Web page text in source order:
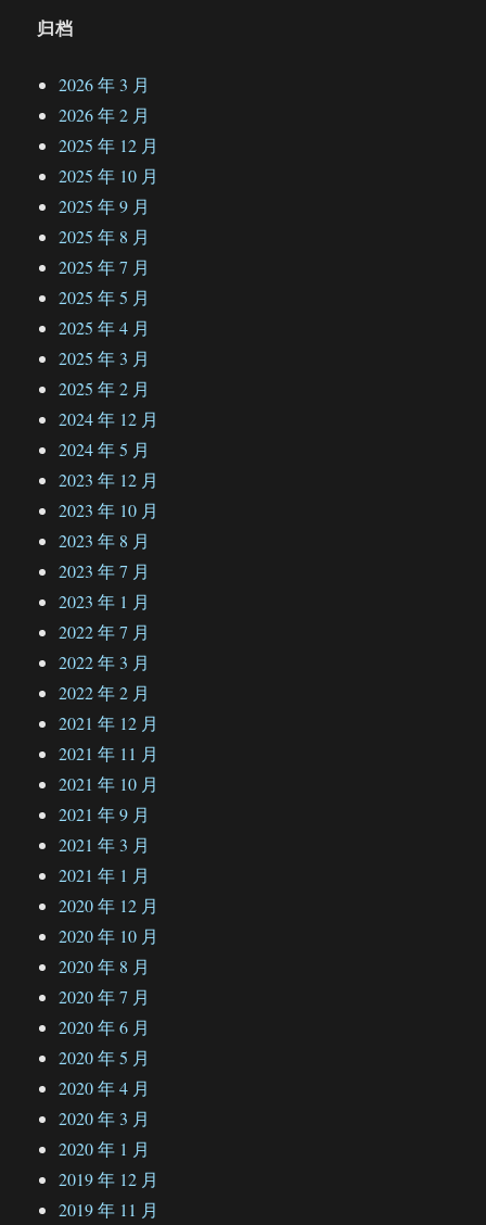
归档
2026 年 3 月
2026 年 2 月
2025 年 12 月
2025 年 10 月
2025 年 9 月
2025 年 8 月
2025 年 7 月
2025 年 5 月
2025 年 4 月
2025 年 3 月
2025 年 2 月
2024 年 12 月
2024 年 5 月
2023 年 12 月
2023 年 10 月
2023 年 8 月
2023 年 7 月
2023 年 1 月
2022 年 7 月
2022 年 3 月
2022 年 2 月
2021 年 12 月
2021 年 11 月
2021 年 10 月
2021 年 9 月
2021 年 3 月
2021 年 1 月
2020 年 12 月
2020 年 10 月
2020 年 8 月
2020 年 7 月
2020 年 6 月
2020 年 5 月
2020 年 4 月
2020 年 3 月
2020 年 1 月
2019 年 12 月
2019 年 11 月